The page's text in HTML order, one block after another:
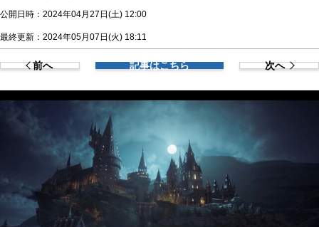
公開日時：2024年04月27日(土) 12:00
最終更新：2024年05月07日(火) 18:11
前へ 記事はこちら 次へ